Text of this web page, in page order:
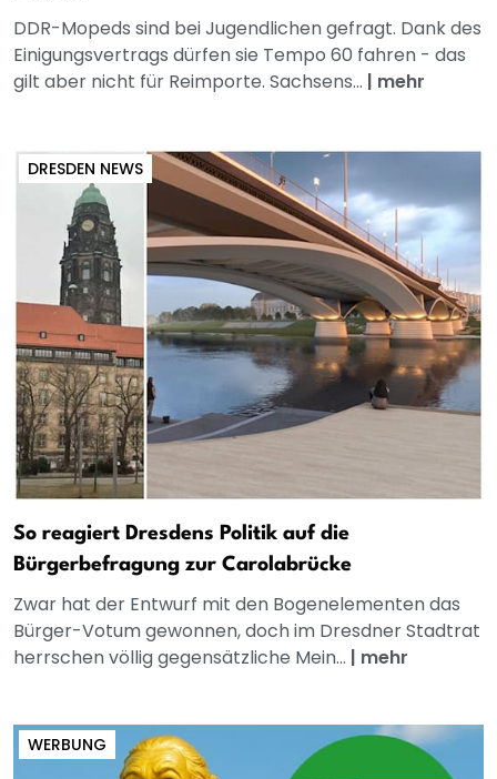
DDR-Mopeds sind bei Jugendlichen gefragt. Dank des
Einigungsvertrags dürfen sie Tempo 60 fahren - das
gilt aber nicht für Reimporte. Sachsens... | mehr
DRESDEN NEWS
So reagiert Dresdens Politik auf die
Bürgerbefragung zur Carolabrücke
Zwar hat der Entwurf mit den Bogenelementen das
Bürger-Votum gewonnen, doch im Dresdner Stadtrat
herrschen völlig gegensätzliche Mein... | mehr
WERBUNG